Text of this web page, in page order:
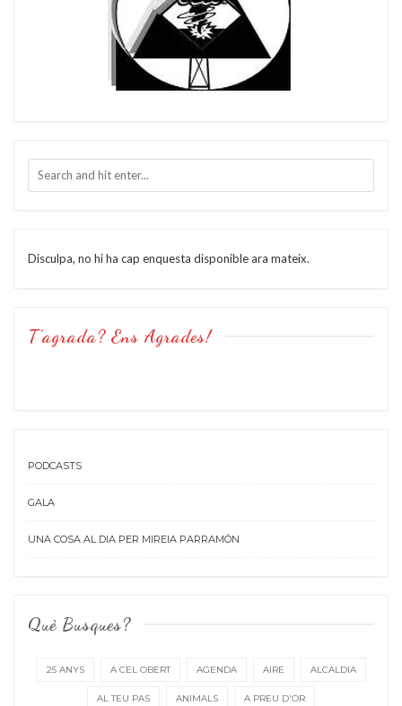
Disculpa, no hi ha cap enquesta disponible ara mateix.
T’agrada? Ens Agrades!
PODCASTS
GALA
UNA COSA AL DIA PER MIREIA PARRAMÓN
Què Busques?
25 ANYS A CEL OBERT AGENDA AIRE ALCALDIA
AL TEU PAS ANIMALS A PREU D'OR